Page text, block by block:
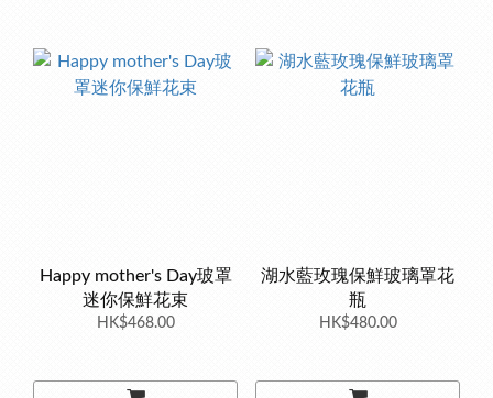
Happy mother's Day玻罩
迷你保鮮花束
HK$468.00
湖水藍玫瑰保鮮玻璃罩花
瓶
HK$480.00